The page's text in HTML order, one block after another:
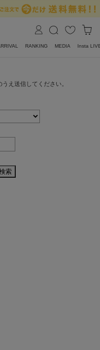
RANKING MEDIA Insta
え送信してください。